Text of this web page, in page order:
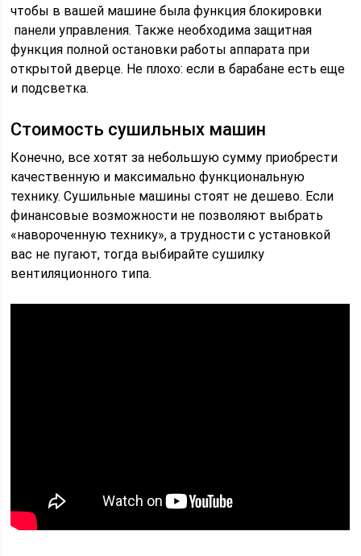
чтобы в вашей машине была функция блокировки
панели управления. Также необходима защитная
функция полной остановки работы аппарата при
открытой дверце. Не плохо: если в барабане есть еще
и подсветка.
Стоимость сушильных машин
Конечно, все хотят за небольшую сумму приобрести
качественную и максимально функциональную
технику. Сушильные машины стоят не дешево. Если
финансовые возможности не позволяют выбрать
«навороченную технику», а трудности с установкой
вас не пугают, тогда выбирайте сушилку
вентиляционного типа.